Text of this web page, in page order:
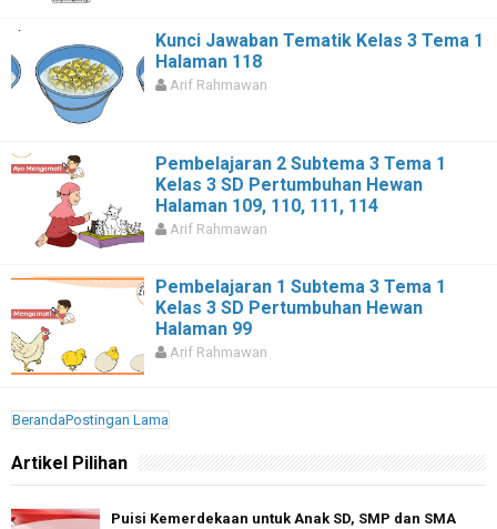
Kunci Jawaban Tematik Kelas 3 Tema 1
Halaman 118
Arif Rahmawan
Pembelajaran 2 Subtema 3 Tema 1
Kelas 3 SD Pertumbuhan Hewan
Halaman 109, 110, 111, 114
Arif Rahmawan
Pembelajaran 1 Subtema 3 Tema 1
Kelas 3 SD Pertumbuhan Hewan
Halaman 99
Arif Rahmawan
Postingan Lama
Beranda
Artikel Pilihan
Puisi Kemerdekaan untuk Anak SD, SMP dan SMA